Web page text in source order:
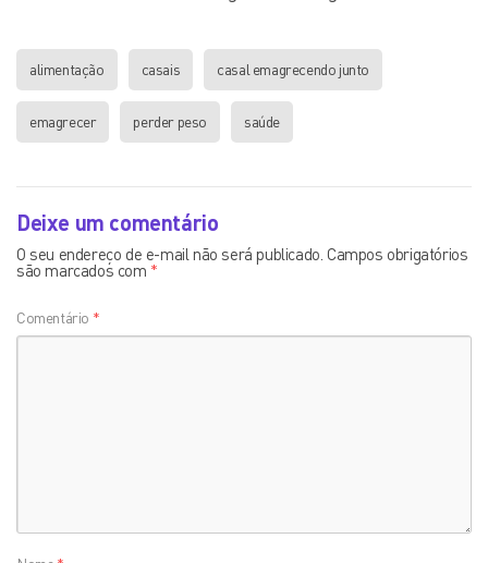
alimentação casais casal emagrecendo junto
emagrecer perder peso saúde
Deixe um comentário
O seu endereço de e-mail não será publicado. Campos obrigatórios
são marcados com *
Comentário *